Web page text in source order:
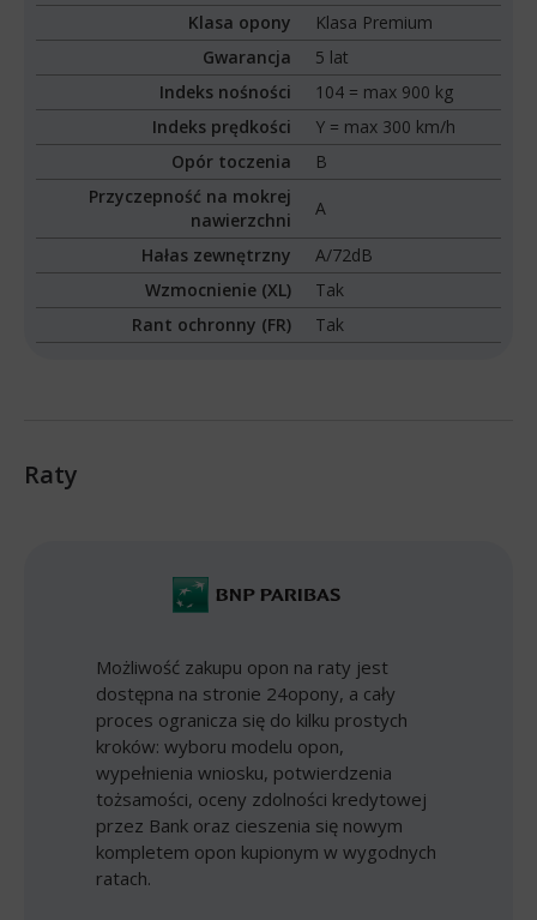
Klasa opony
Klasa Premium
Gwarancja
5 lat
Indeks nośności
104 = max 900 kg
Indeks prędkości
Y = max 300 km/h
Opór toczenia
B
Przyczepność na mokrej
nawierzchni
A
Hałas zewnętrzny
A/72dB
Wzmocnienie (XL)
Tak
Rant ochronny (FR)
Tak
Raty
Możliwość zakupu opon na raty jest
dostępna na stronie 24opony, a cały
proces ogranicza się do kilku prostych
kroków: wyboru modelu opon,
wypełnienia wniosku, potwierdzenia
tożsamości, oceny zdolności kredytowej
przez Bank oraz cieszenia się nowym
kompletem opon kupionym w wygodnych
ratach.